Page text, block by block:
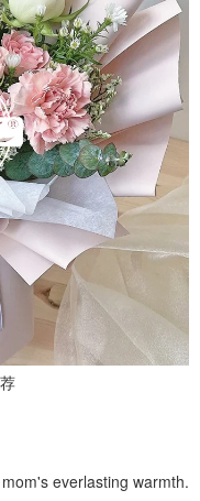
everlasting warmth.